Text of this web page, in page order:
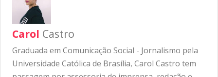
Carol Castro
Graduada em Comunicação Social - Jornalismo pela
Universidade Católica de Brasília, Carol Castro tem